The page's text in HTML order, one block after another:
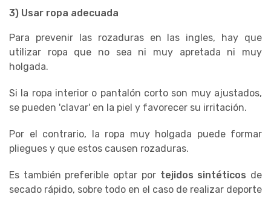
3) Usar ropa adecuada
Para prevenir las rozaduras en las ingles, hay que
utilizar ropa que no sea ni muy apretada ni muy
holgada.
Si la ropa interior o pantalón corto son muy ajustados,
se pueden 'clavar' en la piel y favorecer su irritación.
Por el contrario, la ropa muy holgada puede formar
pliegues y que estos causen rozaduras.
Es también preferible optar por tejidos sintéticos de
secado rápido, sobre todo en el caso de realizar deporte